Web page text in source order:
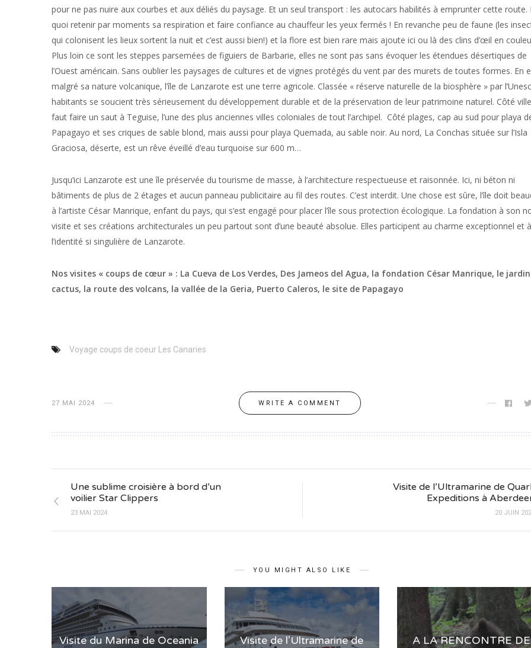
pour ne pas nuire aux courbes et aux déliés du paysage. Et un seul transport : les autocars habilités à emprunter cette route.
quoi retenir par moments sa respiration et faire confiance au chauffeur les yeux fermés ! En revanche peu de faune (les
qui colonisent les lieux sortent la nuit et c’est aussi bien!) et la flore est bien rare mais ajoute ici ou là des clins d’œil en
Plus loin ce sont les steppes parsemées de figuiers de Barbarie, elles ne sont pas sans évoquer les étendues désertiques de
l’Ouest américain. Sans oublier les paysages de cultures et de vignes protégés du vent par des murets de toutes formes. En
malgré sa nature volcanique, l’île de Lanzarote est une terre agricole. Classée « réserve naturelle de la biosphère » par
habitants se soucient très sérieusement du développement durable et de la préservation de leur patrimoine naturel. Côté
faut faire un saut à Teguise, l’une des plus anciennes villes coloniales de tout l’archipel. Côté plages, cap au sud pour playa
Papagayo et ses criques de sable blond, mais aussi pour playa Quemada, au sable noir. Au nord, La Conchas située sur l’Isla
Graciosa, déserte, est un rêve éveillé d’eau turquoise sur 600 m…
Jusqu’ici Lanzarote est une île préservée du tourisme de masse, à l’architecture respectueuse et raisonnée. Ici, ni béton ni
bâtiments de plus de 2 étages et aucun panneau publicitaire au fil des routes. C’est interdit. Une chose est sûre, l’île doit
à l’artiste César Manrique, enfant du pays, qui s’est engagé pour placer l’île sous protection écologique. La fondation à son
visite et ses créations architecturales un peu partout sont d’une beauté absolue. Elles participent au charme exceptionnel et à
l’identité si singulière de Lanzarote.
Nos visites « coups de cœur » : La Cueva de Los Verdes, Des Jameos del Agua, la fondation César Manrique, le
cactus, la route des volcans, la vallée de la Geria, Puerto Caleros, le site de Papagayo
Voyage coups de coeur Les Canaries
27 MAI 2024 WRITE A COMMENT
Une sublime croisière à bord d’un
voilier Star Clippers
23 MAI 2024
Visite de l’Ultramarine de
Expeditions à
20 JUIN
YOU MIGHT ALSO LIKE
Visite du Marina de Oceania
Visite de l’Ultramarine de
A LA RENCONTRE